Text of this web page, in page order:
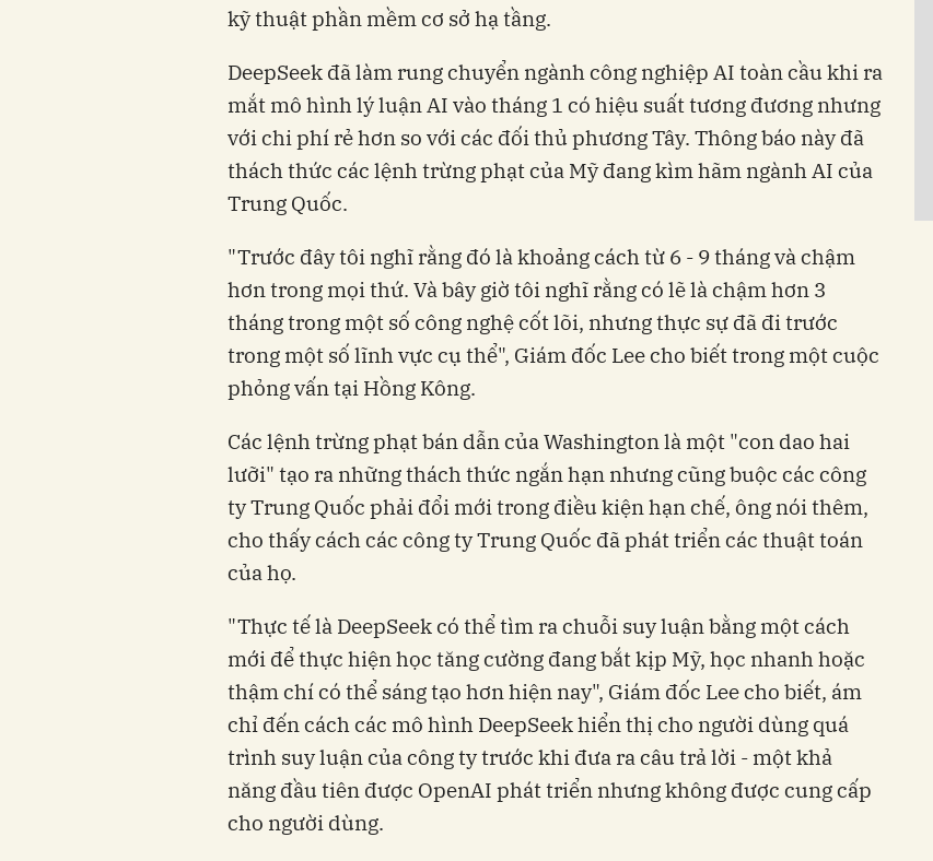
kỹ thuật phần mềm cơ sở hạ tầng.
DeepSeek đã làm rung chuyển ngành công nghiệp AI toàn cầu khi ra
mắt mô hình lý luận AI vào tháng 1 có hiệu suất tương đương nhưng
với chi phí rẻ hơn so với các đối thủ phương Tây. Thông báo này đã
thách thức các lệnh trừng phạt của Mỹ đang kìm hãm ngành AI của
Trung Quốc.
"Trước đây tôi nghĩ rằng đó là khoảng cách từ 6 - 9 tháng và chậm
hơn trong mọi thứ. Và bây giờ tôi nghĩ rằng có lẽ là chậm hơn 3
tháng trong một số công nghệ cốt lõi, nhưng thực sự đã đi trước
trong một số lĩnh vực cụ thể", Giám đốc Lee cho biết trong một cuộc
phỏng vấn tại Hồng Kông.
Các lệnh trừng phạt bán dẫn của Washington là một "con dao hai
lưỡi" tạo ra những thách thức ngắn hạn nhưng cũng buộc các công
ty Trung Quốc phải đổi mới trong điều kiện hạn chế, ông nói thêm,
cho thấy cách các công ty Trung Quốc đã phát triển các thuật toán
của họ.
"Thực tế là DeepSeek có thể tìm ra chuỗi suy luận bằng một cách
mới để thực hiện học tăng cường đang bắt kịp Mỹ, học nhanh hoặc
thậm chí có thể sáng tạo hơn hiện nay", Giám đốc Lee cho biết, ám
chỉ đến cách các mô hình DeepSeek hiển thị cho người dùng quá
trình suy luận của công ty trước khi đưa ra câu trả lời - một khả
năng đầu tiên được OpenAI phát triển nhưng không được cung cấp
cho người dùng.